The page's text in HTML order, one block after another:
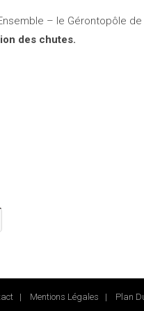
– le Gérontopôle
des chutes.
| Mentions Légales | Plan